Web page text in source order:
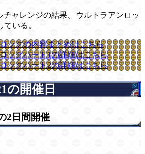
チャレンジの結果、ウルトラアンロッ
ている。
ックの内容まとめはこちら
ックパート1の詳細はこちら
ックパート2の詳細はこちら
の開催日
2日間開催